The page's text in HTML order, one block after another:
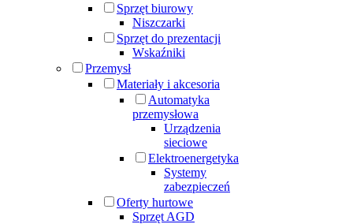
Sprzęt biurowy
Niszczarki
Sprzęt do prezentacji
Wskaźniki
Przemysł
Materiały i akcesoria
Automatyka
przemysłowa
Urządzenia
sieciowe
Elektroenergetyka
Systemy
zabezpieczeń
Oferty hurtowe
Sprzęt AGD